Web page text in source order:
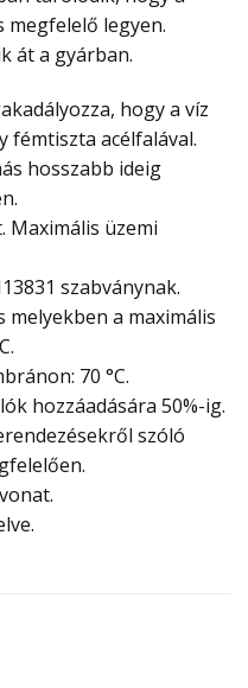
megfelelő legyen.
át a gyárban.
hogy a víz
acélfalával.
hosszabb ideig
Maximális üzemi
szabványnak.
melyekben a maximális
70 °C.
hozzáadására 50%-ig.
szóló